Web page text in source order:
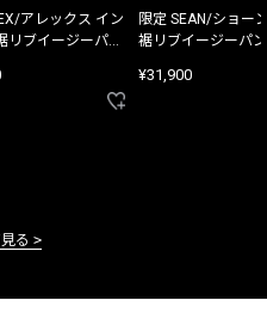
アレックス イン
リブイージーパン
限定 SEAN/ショー
裾リブイージーパ
¥31,900
る